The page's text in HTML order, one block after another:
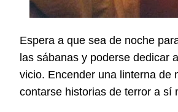
Espera a que sea de noche
las sábanas y poderse dedicar
vicio. Encender una linterna de
contarse historias de terror a sí